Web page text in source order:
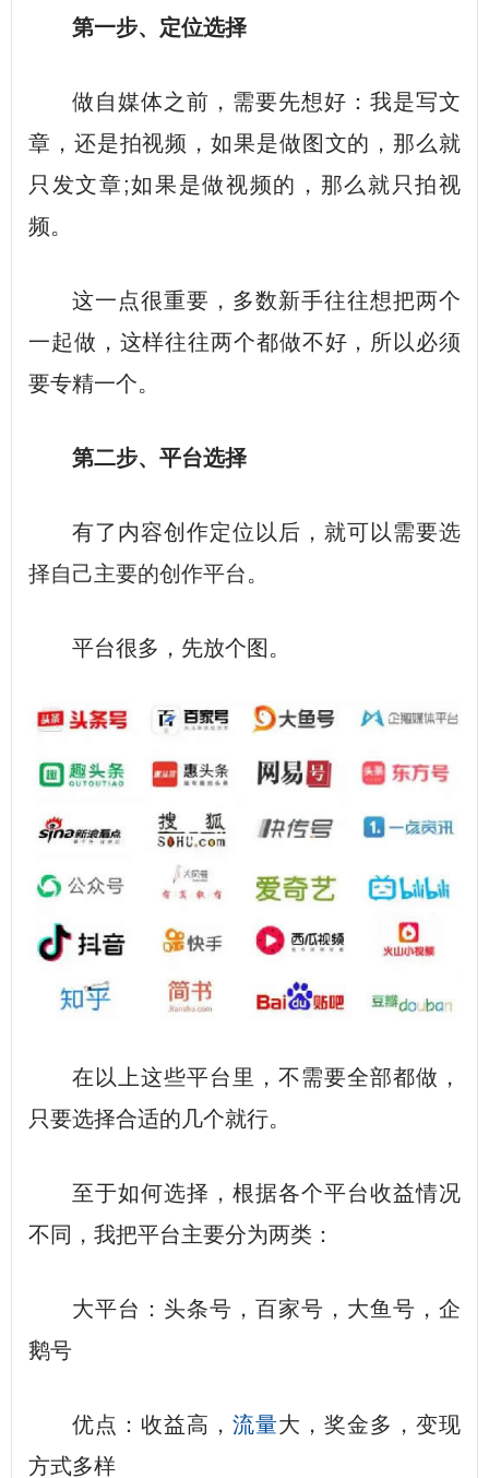
第一步、定位选择
做自媒体之前，需要先想好：我是写文
章，还是拍视频，如果是做图文的，那么就
只发文章;如果是做视频的，那么就只拍视
频。
这一点很重要，多数新手往往想把两个
一起做，这样往往两个都做不好，所以必须
要专精一个。
第二步、平台选择
有了内容创作定位以后，就可以需要选
择自己主要的创作平台。
平台很多，先放个图。
在以上这些平台里，不需要全部都做，
只要选择合适的几个就行。
至于如何选择，根据各个平台收益情况
不同，我把平台主要分为两类：
大平台：头条号，百家号，大鱼号，企
鹅号
优点：收益高， 流量大，奖金多，变现
方式多样